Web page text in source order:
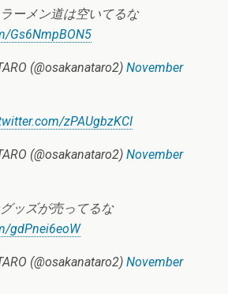
ーメン道は空いてるな
Gs6NmpBON5
(@osakanataro2) November
zPAUgbzKCI
(@osakanataro2) November
ッズが売ってるな
gdPnei6eoW
(@osakanataro2) November